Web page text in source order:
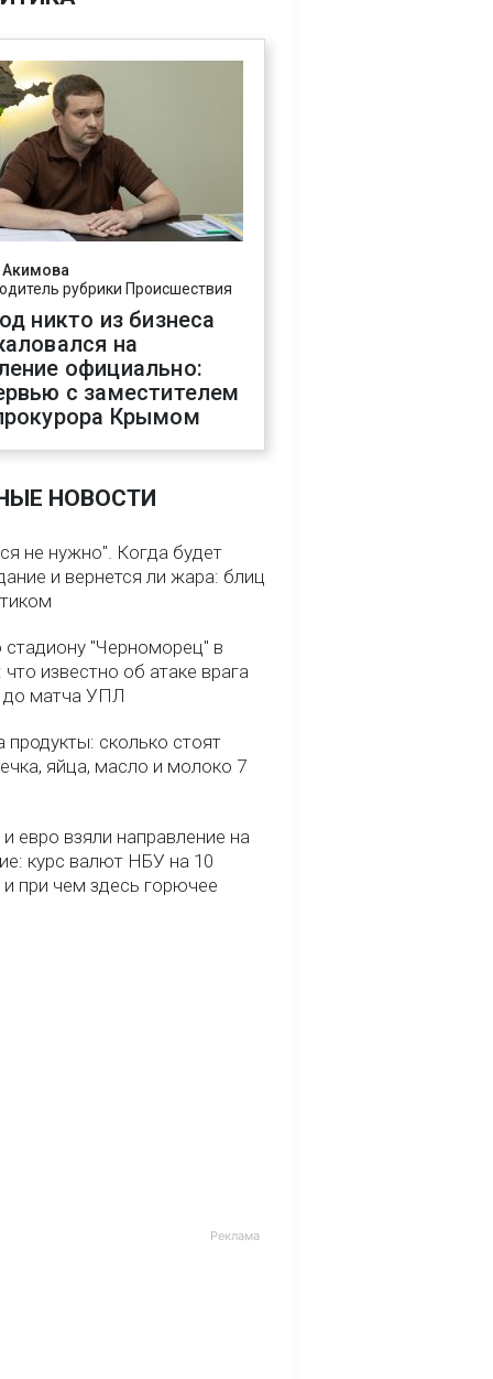
рубрики Происшествия
никто из бизнеса
на
официально:
с заместителем
Крымом
НОВОСТИ
не нужно". Когда будет
и вернется ли жара: блиц
стадиону "Черноморец" в
известно об атаке врага
до матча УПЛ
продукты: сколько стоят
яйца, масло и молоко 7
евро взяли направление на
курс валют НБУ на 10
и при чем здесь горючее